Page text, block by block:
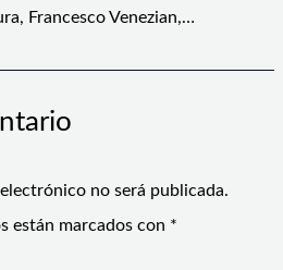
Francesco Venezian,…
no será publicada.
están marcados con *